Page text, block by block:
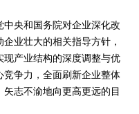
央和国务院对企业深化改
业壮大的相关指导方针，
产业结构的深度调整与优
争力，全面刷新企业整体
志不渝地向更高更远的目